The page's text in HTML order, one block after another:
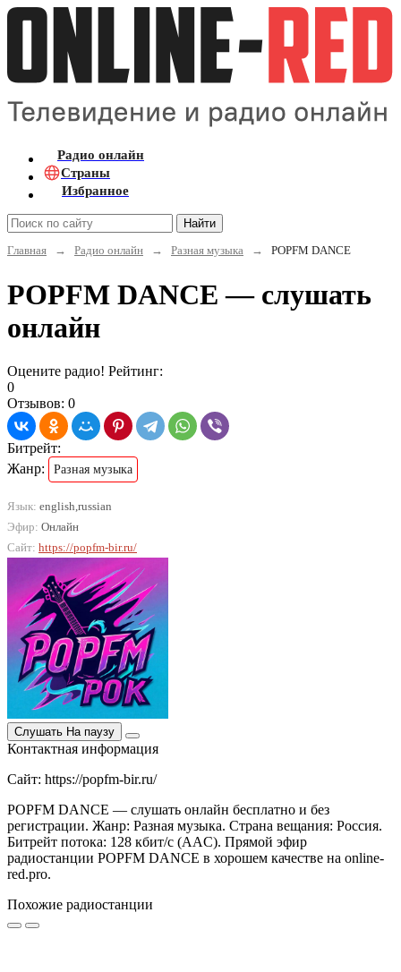
Радио онлайн
Страны
Избранное
Найти
Главная
→ Радио онлайн → Разная музыка → POPFM DANCE
POPFM DANCE — слушать
онлайн
Оцените радио! Рейтинг:
0
Отзывов: 0
Битрейт:
Жанр:
Разная музыка
Язык: english,russian
Эфир: Онлайн
Сайт: https://popfm-bir.ru/
Слушать На паузу
Контактная информация
Сайт: https://popfm-bir.ru/
POPFM DANCE — слушать онлайн бесплатно и без
регистрации. Жанр: Разная музыка. Страна вещания: Россия.
Битрейт потока: 128 кбит/с (AAC). Прямой эфир
радиостанции POPFM DANCE в хорошем качестве на online-
red.pro.
Похожие радиостанции